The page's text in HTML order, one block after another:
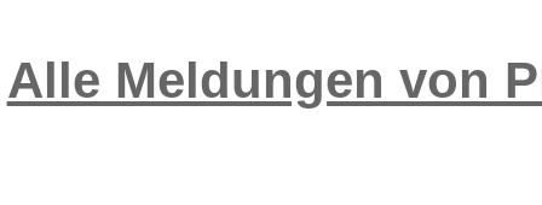
Alle Meldungen von